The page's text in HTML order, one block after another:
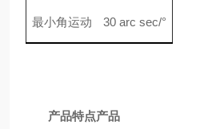
最小角运动 30 arc sec/°
产品特点产品